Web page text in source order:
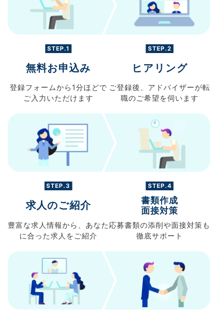
STEP.1
無料お申込み
登録フォームから 1分ほどで
ご入力 いただけます
STEP.2
ヒアリング
ご登録後、 アドバイザーが転
職のご希望を伺います
STEP.3
求人のご紹介
豊富な求人情報から、 あなた
に合った求人を ご紹介
STEP.4
書類作成
面接対策
応募書類の添削や面接対策も
徹底サポート